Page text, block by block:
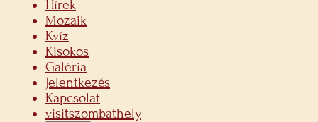
Hírek
Mozaik
Kvíz
Kisokos
Galéria
Jelentkezés
Kapcsolat
visitszombathely